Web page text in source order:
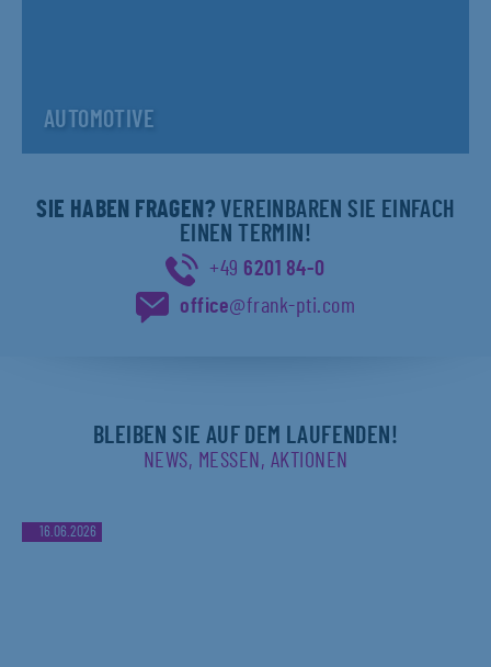
AUTOMOTIVE
SIE HABEN FRAGEN? VEREINBAREN SIE EINFACH
EINEN TERMIN!
+49 6201 84-0
office@frank-pti.com
BLEIBEN SIE AUF DEM LAUFENDEN!
NEWS, MESSEN, AKTIONEN
16.06.2026